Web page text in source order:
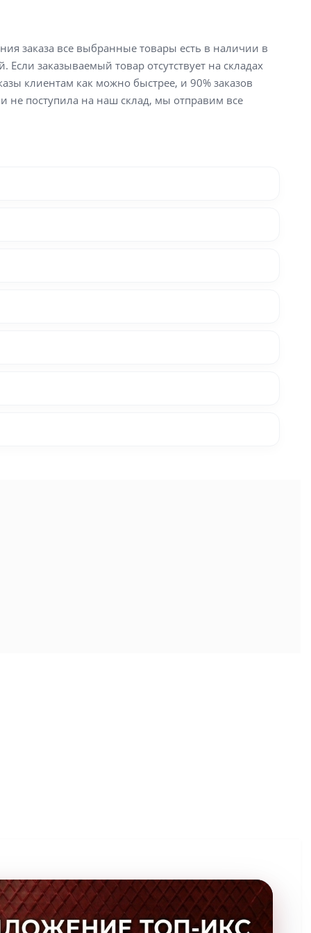
заказа все выбранные товары есть в наличии в
заказываемый товар отсутствует на складах
клиентам как можно быстрее, и 90% заказов
не поступила на наш склад, мы отправим все